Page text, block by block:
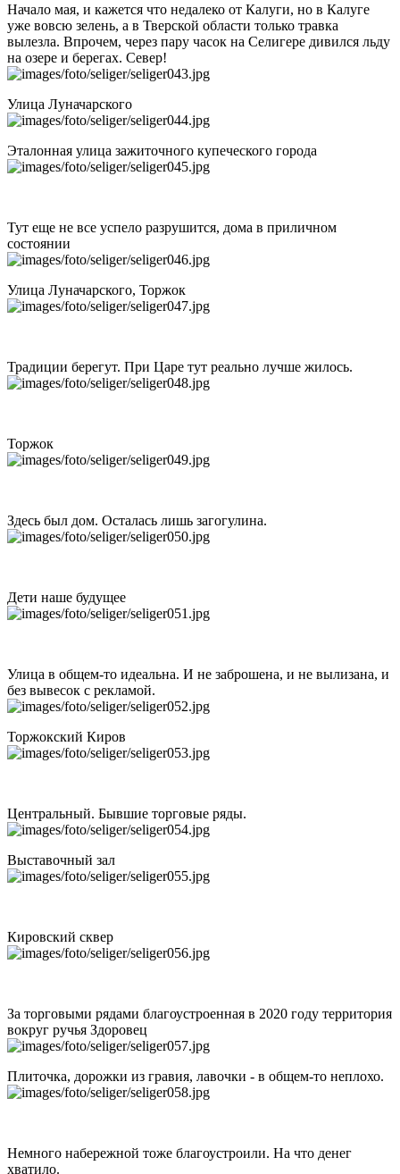
Начало мая, и кажется что недалеко от Калуги, но в Калуге
уже вовсю зелень, а в Тверской области только травка
вылезла. Впрочем, через пару часок на Селигере дивился льду
на озере и берегах. Север!
Улица Луначарского
Эталонная улица зажиточного купеческого города
Тут еще не все успело разрушится, дома в приличном
состоянии
Улица Луначарского, Торжок
Традиции берегут. При Царе тут реально лучше жилось.
Торжок
Здесь был дом. Осталась лишь загогулина.
Дети наше будущее
Улица в общем-то идеальна. И не заброшена, и не вылизана, и
без вывесок с рекламой.
Торжокский Киров
Центральный. Бывшие торговые ряды.
Выставочный зал
Кировский сквер
За торговыми рядами благоустроенная в 2020 году территория
вокруг ручья Здоровец
Плиточка, дорожки из гравия, лавочки - в общем-то неплохо.
Немного набережной тоже благоустроили. На что денег
хватило.